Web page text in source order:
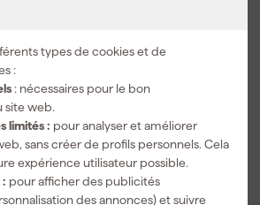
types de cookies et de
:
: nécessaires pour le bon
site web.
limités : pour analyser et améliorer
sans créer de profils personnels. Cela
expérience utilisateur possible.
pour afficher des publicités
des annonces) et suivre